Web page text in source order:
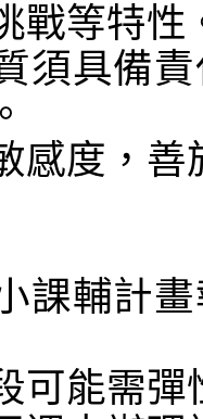
戰等特性
須具備
感度，善
課輔計
可能需彈